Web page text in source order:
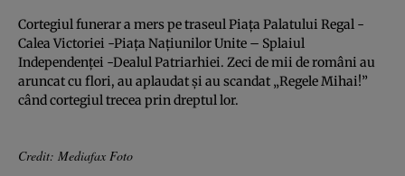
Cortegiul funerar a mers pe traseul Piaţa Palatului Regal -
Calea Victoriei -Piaţa Naţiunilor Unite – Splaiul
Independenţei -Dealul Patriarhiei. Zeci de mii de români au
aruncat cu flori, au aplaudat şi au scandat „Regele Mihai!”
când cortegiul trecea prin dreptul lor.
Credit: Mediafax Foto